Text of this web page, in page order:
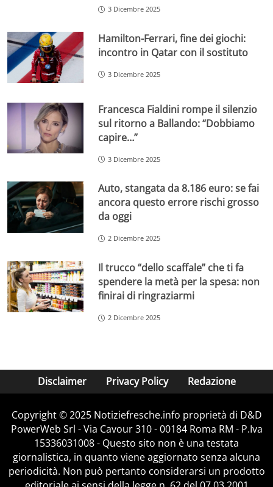
3 Dicembre 2025
Hamilton-Ferrari, fine dei giochi:
incontro in Qatar con il sostituto
3 Dicembre 2025
Francesca Fialdini rompe il silenzio
sul ritorno a Ballando: “Dobbiamo
capire…”
3 Dicembre 2025
Auto, stangata da 8.186 euro: se fai
ancora questo errore rischi grosso
da oggi
2 Dicembre 2025
Il trucco “dello scaffale” che ti fa
spendere la metà per la spesa: non
finirai di ringraziarmi
2 Dicembre 2025
Disclaimer Privacy Policy Redazione
Copyright © 2025 Notiziefresche.info proprietà di D&D
PowerWeb Srl - Via Cavour 310 - 00184 Roma RM - P.Iva
15336031008 - Questo sito non è una testata
giornalistica, in quanto viene aggiornato senza alcuna
periodicità. Non può pertanto considerarsi un prodotto